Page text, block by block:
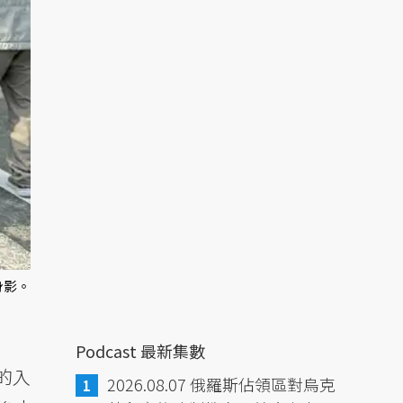
。
入
Podcast 最新集數
2026.08.07 俄羅斯佔領區對烏克